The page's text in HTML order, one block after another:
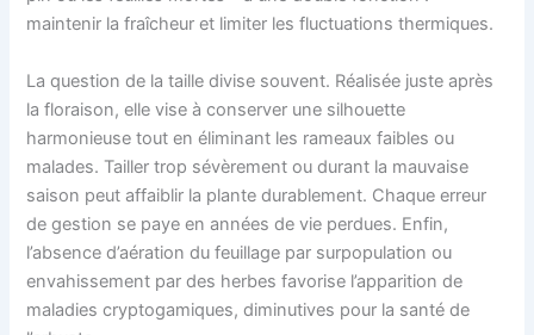
maintenir la fraîcheur et limiter les fluctuations thermiques.
La question de la taille divise souvent. Réalisée juste après
la floraison, elle vise à conserver une silhouette
harmonieuse tout en éliminant les rameaux faibles ou
malades. Tailler trop sévèrement ou durant la mauvaise
saison peut affaiblir la plante durablement. Chaque erreur
de gestion se paye en années de vie perdues. Enfin,
l’absence d’aération du feuillage par surpopulation ou
envahissement par des herbes favorise l’apparition de
maladies cryptogamiques, diminutives pour la santé de